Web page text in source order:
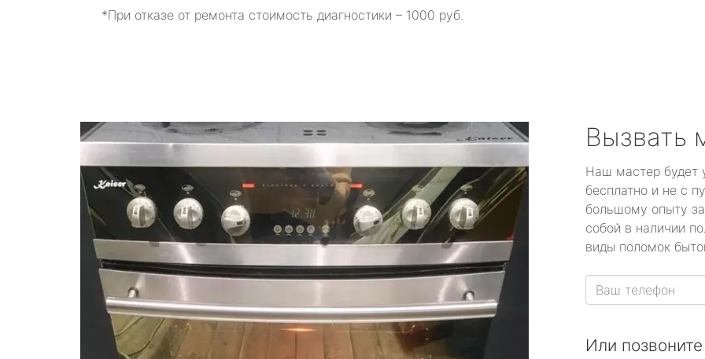
*При отказе от ремонта стоимость диагностики – 1000 руб.
Вызвать
Наш мастер будет
бесплатно и не с
большому опыту
собой в наличии
виды поломок
Или